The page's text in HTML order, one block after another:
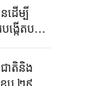
ដើម្បី
ង្កើតបក្ស
ាតិនិង
២៩ ឆ្នាំ